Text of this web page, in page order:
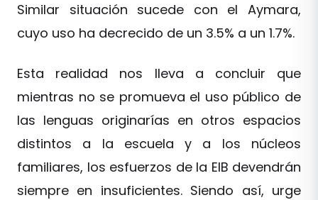
Similar situación sucede con el Aymara,
cuyo uso ha decrecido de un 3.5% a un 1.7%.
Esta realidad nos lleva a concluir que
mientras no se promueva el uso público de
las lenguas originarías en otros espacios
distintos a la escuela y a los núcleos
familiares, los esfuerzos de la EIB devendrán
siempre en insuficientes. Siendo así, urge